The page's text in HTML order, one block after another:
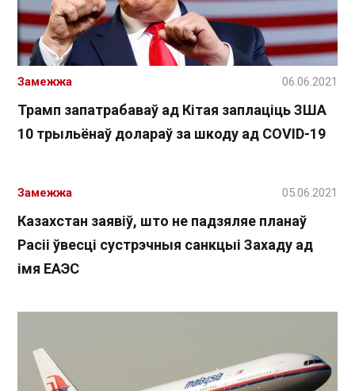
Трамп запатрабаваў ад Кітая заплаціць ЗША
10 трыльёнаў долараў за шкоду ад COVID-19
Замежжа 06.06.2021
Казахстан заявіў, што не падзяляе планаў
Расіі ўвесці сустрэчныя санкцыі Захаду ад
імя ЕАЭС
Замежжа 05.06.2021